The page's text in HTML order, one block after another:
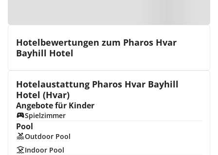
Hotelbewertungen zum Pharos Hvar
Bayhill Hotel
Hotelaustattung Pharos Hvar Bayhill
Hotel (Hvar)
Angebote für Kinder
Spielzimmer
Pool
Outdoor Pool
Indoor Pool